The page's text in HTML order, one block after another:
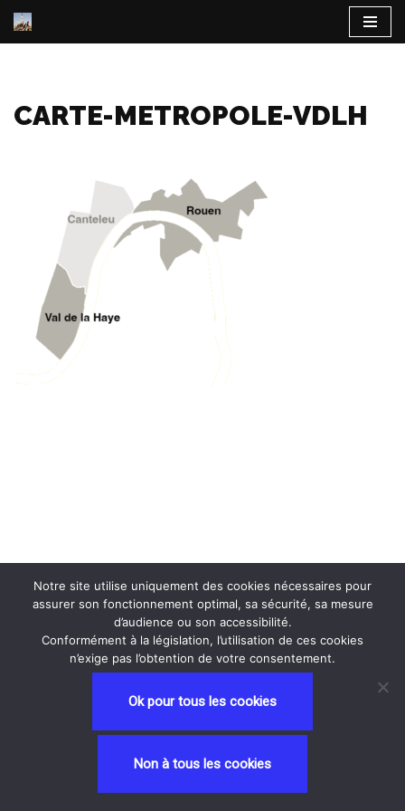
Aller
CARTE-METROPOLE-VDLH
Neve| Propulsé par WordPress
Privacy and Terms contactez nous
Notre site utilise uniquement des cookies nécessaires pour
assurer son fonctionnement optimal, sa sécurité, sa mesure
d’audience ou son accessibilité.
Conformément à la législation, l’utilisation de ces cookies
n’exige pas l’obtention de votre consentement.
Ok pour tous les cookies
Non à tous les cookies